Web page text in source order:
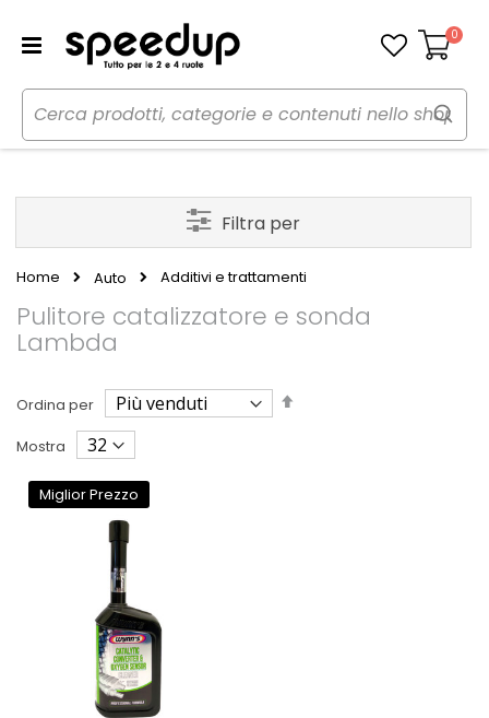
Carrello
0
Home Auto Additivi e trattamenti
Pulitore catalizzatore e sonda
Lambda
Ordina per
Imposta
Mostra
Miglior Prezzo
Filtra per